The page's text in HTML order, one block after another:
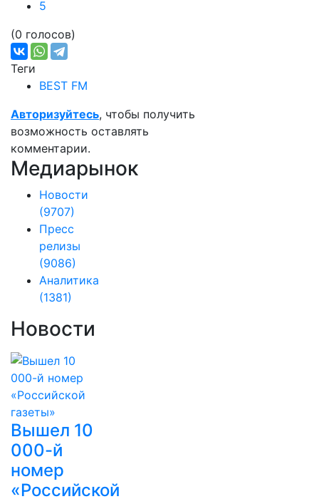
5
(0 голосов)
Теги
BEST FM
Авторизуйтесь, чтобы получить
возможность оставлять
комментарии.
Медиарынок
Новости
(9707)
Пресс
релизы
(9086)
Аналитика
(1381)
Новости
Вышел 10
000-й
номер
«Российской